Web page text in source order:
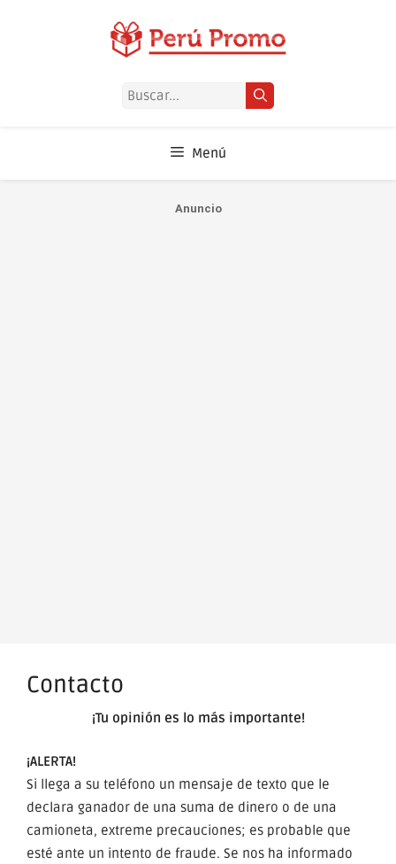
Buscar:
Menú
Anuncio
Contacto
¡Tu opinión es lo más importante!
¡ALERTA!
Si llega a su teléfono un mensaje de texto que le
declara ganador de una suma de dinero o de una
camioneta, extreme precauciones; es probable que
esté ante un intento de fraude. Se nos ha informado